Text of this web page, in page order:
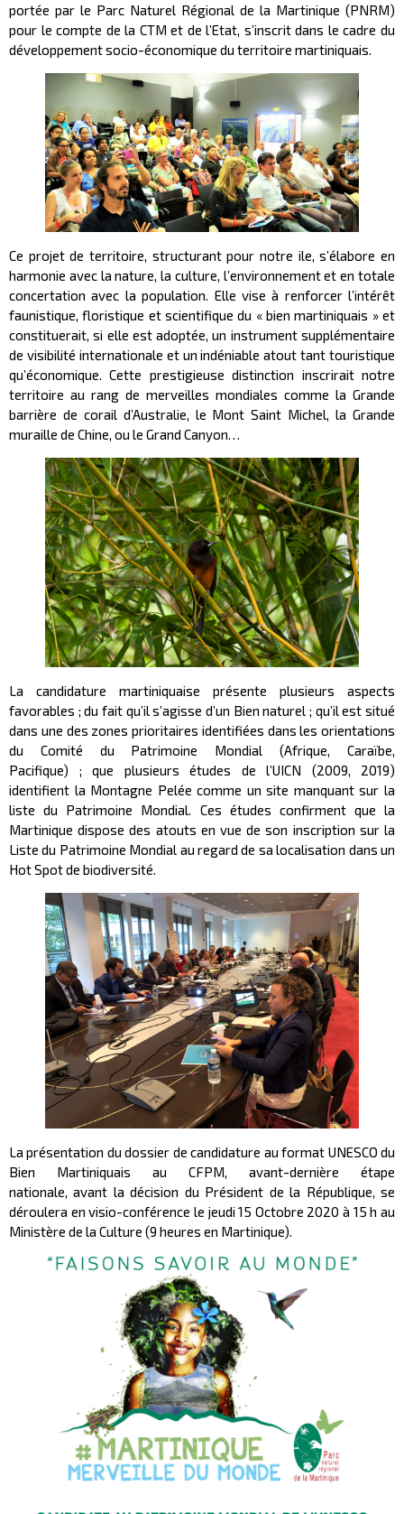
portée par le Parc Naturel Régional de la Martinique (PNRM)
pour le compte de la CTM et de l’Etat, s’inscrit dans le cadre du
développement socio-économique du territoire martiniquais.
Ce projet de territoire, structurant pour notre ile, s’élabore en
harmonie avec la nature, la culture, l’environnement et en totale
concertation avec la population. Elle vise à renforcer l’intérêt
faunistique, floristique et scientifique du « bien martiniquais » et
constituerait, si elle est adoptée, un instrument supplémentaire
de visibilité internationale et un indéniable atout tant touristique
qu’économique. Cette prestigieuse distinction inscrirait notre
territoire au rang de merveilles mondiales comme la Grande
barrière de corail d’Australie, le Mont Saint Michel, la Grande
muraille de Chine, ou le Grand Canyon…
La candidature martiniquaise présente plusieurs aspects
favorables ; du fait qu’il s’agisse d’un Bien naturel ; qu’il est situé
dans une des zones prioritaires identifiées dans les orientations
du Comité du Patrimoine Mondial (Afrique, Caraïbe,
Pacifique) ; que plusieurs études de l’UICN (2009, 2019)
identifient la Montagne Pelée comme un site manquant sur la
liste du Patrimoine Mondial. Ces études confirment que la
Martinique dispose des atouts en vue de son inscription sur la
Liste du Patrimoine Mondial au regard de sa localisation dans un
Hot Spot de biodiversité.
La présentation du dossier de candidature au format UNESCO du
Bien Martiniquais au CFPM, avant-dernière étape
nationale, avant la décision du Président de la République, se
déroulera en visio-conférence le jeudi 15 Octobre 2020 à 15 h au
Ministère de la Culture (9 heures en Martinique).